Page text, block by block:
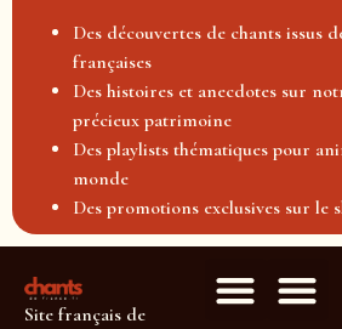
Des découvertes de chants issus
françaises
Des histoires et anecdotes sur
précieux patrimoine
Des playlists thématiques pour
monde
Des promotions exclusives sur le
Site français de